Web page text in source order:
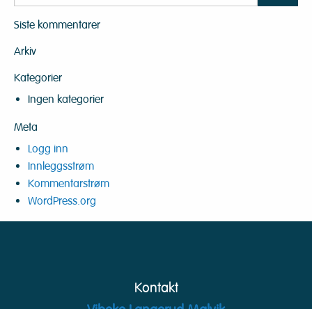
Siste kommentarer
Arkiv
Kategorier
Ingen kategorier
Meta
Logg inn
Innleggsstrøm
Kommentarstrøm
WordPress.org
Kontakt